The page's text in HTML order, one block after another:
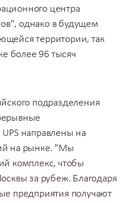
центра
однако в будущем
территории, так
более 96 тысяч
подразделения
направлены на
на рынке. "Мы
комплекс, чтобы
за рубеж. Благодаря
предприятия получают